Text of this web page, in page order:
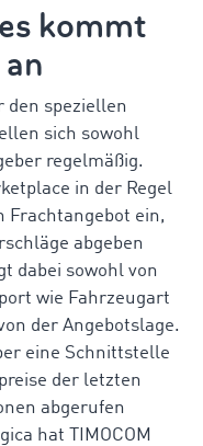
kommt
den speziellen
sich sowohl
regelmäßig.
in der Regel
Frachtangebot ein,
abgeben
dabei sowohl von
wie Fahrzeugart
der Angebotslage.
eine Schnittstelle
der letzten
abgerufen
hat TIMOCOM